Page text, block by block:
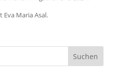
Eva Maria Asal.